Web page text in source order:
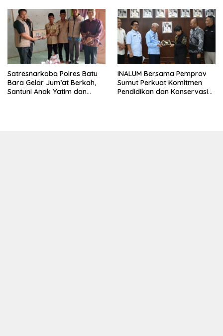
Satgas TMMD Ke-129 Kodim
0208/Asahan
Gambus
Satresnarkoba Polres Batu
Bara Gelar Jum’at Berkah,
Santuni Anak Yatim dan
INALUM Bersama Pemprov
Sumut Perkuat Komitmen
Pendidikan dan Konservasi